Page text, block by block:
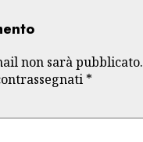
non sarà pubblicato.
*